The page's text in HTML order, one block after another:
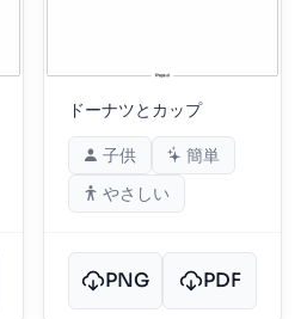
ドーナツとカップ
子供
簡単
やさしい
PNG PDF